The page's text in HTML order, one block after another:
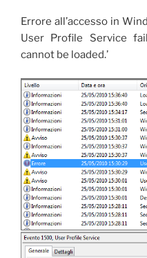
Errore all’accesso in
User Profile Service
cannot be loaded.’